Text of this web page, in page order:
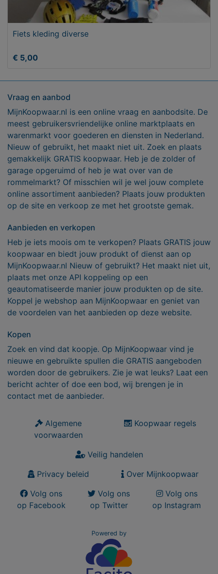
Fiets kleding diverse
€ 5,00
Vraag en aanbod
MijnKoopwaar.nl is een online vraag en aanbodsite. De
meest gebruikersvriendelijke online marktplaats en
warenmarkt voor goederen en diensten in Nederland.
Nieuw of gebruikt, het maakt niet uit. Zoek en plaats
gemakkelijk GRATIS koopwaar. Heb je de zolder of
garage opgeruimd of heb je wat over van de
rommelmarkt? Of misschien wil je wel jouw complete
online assortiment aanbieden? Plaats jouw produkten
op de site en verkoop ze met het grootste gemak.
Aanbieden en verkopen
Heb je iets moois om te verkopen? Plaats GRATIS jouw
koopwaar en biedt jouw produkt of dienst aan op
MijnKoopwaar.nl Nieuw of gebruikt? Het maakt niet uit,
plaats met onze API koppeling op een
geautomatiseerde manier jouw produkten op de site.
Koppel je webshop aan MijnKoopwaar en geniet van
de voordelen van het aanbieden op deze website.
Kopen
Zoek en vind dat koopje. Op MijnKoopwaar vind je
nieuwe en gebruikte spullen die GRATIS aangeboden
worden door de gebruikers. Zie je wat leuks? Laat een
bericht achter of doe een bod, wij brengen je in
contact met de aanbieder.
Algemene
voorwaarden
Koopwaar regels
Veilig handelen
Privacy beleid
Over Mijnkoopwaar
Volg ons
op Facebook
Volg ons
op Twitter
Volg ons
op Instagram
Powered by